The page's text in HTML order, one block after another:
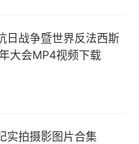
日战争暨世界反法西斯
大会MP4视频下载
实拍摄影图片合集